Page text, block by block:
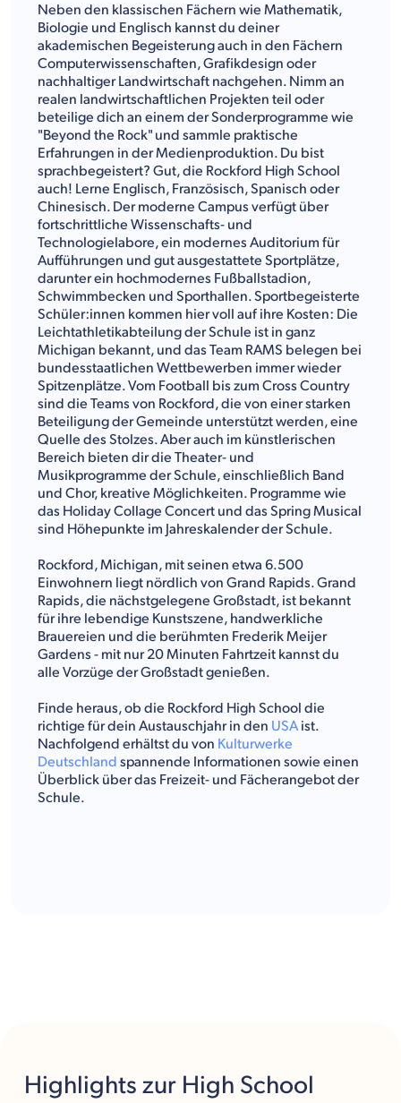
Neben den klassischen Fächern wie Mathematik,
Biologie und Englisch kannst du deiner
akademischen Begeisterung auch in den Fächern
Computerwissenschaften, Grafikdesign oder
nachhaltiger Landwirtschaft nachgehen. Nimm an
realen landwirtschaftlichen Projekten teil oder
beteilige dich an einem der Sonderprogramme wie
"Beyond the Rock" und sammle praktische
Erfahrungen in der Medienproduktion. Du bist
sprachbegeistert? Gut, die Rockford High School
auch! Lerne Englisch, Französisch, Spanisch oder
Chinesisch. Der moderne Campus verfügt über
fortschrittliche Wissenschafts- und
Technologielabore, ein modernes Auditorium für
Aufführungen und gut ausgestattete Sportplätze,
darunter ein hochmodernes Fußballstadion,
Schwimmbecken und Sporthallen. Sportbegeisterte
Schüler:innen kommen hier voll auf ihre Kosten: Die
Leichtathletikabteilung der Schule ist in ganz
Michigan bekannt, und das Team RAMS belegen bei
bundesstaatlichen Wettbewerben immer wieder
Spitzenplätze. Vom Football bis zum Cross Country
sind die Teams von Rockford, die von einer starken
Beteiligung der Gemeinde unterstützt werden, eine
Quelle des Stolzes. Aber auch im künstlerischen
Bereich bieten dir die Theater- und
Musikprogramme der Schule, einschließlich Band
und Chor, kreative Möglichkeiten. Programme wie
das Holiday Collage Concert und das Spring Musical
sind Höhepunkte im Jahreskalender der Schule.
Rockford, Michigan, mit seinen etwa 6.500
Einwohnern liegt nördlich von Grand Rapids. Grand
Rapids, die nächstgelegene Großstadt, ist bekannt
für ihre lebendige Kunstszene, handwerkliche
Brauereien und die berühmten Frederik Meijer
Gardens - mit nur 20 Minuten Fahrtzeit kannst du
alle Vorzüge der Großstadt genießen.
Finde heraus, ob die Rockford High School die
richtige für dein Austauschjahr in den USAist.
Nachfolgend erhältst du von Kulturwerke
Deutschland spannende Informationen sowie einen
Überblick über das Freizeit- und Fächerangebot der
Schule.
Highlights zur High School